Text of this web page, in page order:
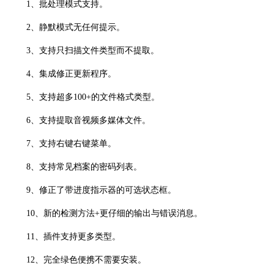
1、批处理模式支持。
2、静默模式无任何提示。
3、支持只扫描文件类型而不提取。
4、集成修正更新程序。
5、支持超多100+的文件格式类型。
6、支持提取音视频多媒体文件。
7、支持右键右键菜单。
8、支持常见档案的密码列表。
9、修正了带进度指示器的可选状态框。
10、新的检测方法+更仔细的输出与错误消息。
11、插件支持更多类型。
12、完全绿色便携不需要安装。